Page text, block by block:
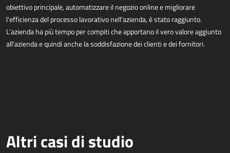
obiettivo principale, automatizzare il negozio online e migliorare
l'efficienza del processo lavorativo nell'azienda, è stato raggiunto.
L'azienda ha più tempo per compiti che apportano il vero valore aggiunto
all'azienda e quindi anche la soddisfazione dei clienti e dei fornitori.
Altri casi di studio